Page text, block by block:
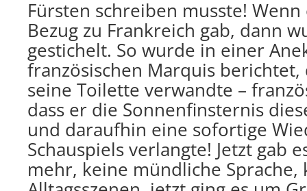
Fürsten schreiben musste!
Bezug zu Frankreich gab, dann
gestichelt. So wurde in einer
französischen Marquis
seine Toilette verwandte –
dass er die Sonnenfinsternis
und daraufhin eine sofortige
Schauspiels verlangte! Jetzt gab
mehr, keine mündliche Sprache,